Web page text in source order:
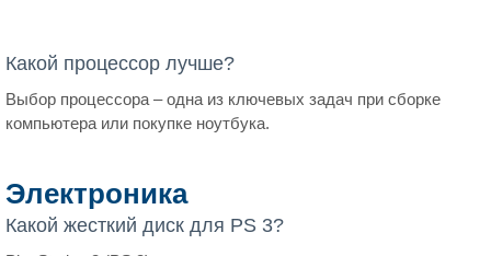
Какой процессор лучше?
Выбор процессора – одна из ключевых задач при сборке
компьютера или покупке ноутбука.
Электроника
Какой жесткий диск для PS 3?